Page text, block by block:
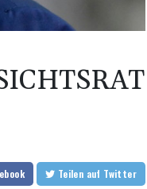
Teilen auf Twitter